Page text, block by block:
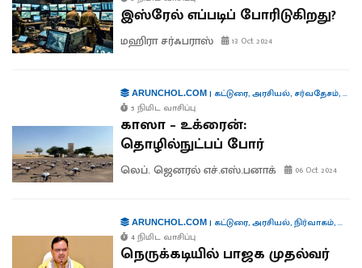
இஸ்ரேல் எப்படிப் போரிடுகிறது?
மஹிரா சர்ஃபராஸ் 13 Oct 2024
ARUNCHOL.COM| கட்டுரை,அரசியல், சர்வதேசம்,
5 நிமிட வாசிப்பு
காஸா – உக்ரைன்:
தொழில்நுட்பப் போர்
லெப். ஜெனரல் எச்.எஸ்.பனாக் 06 Oct 2024
ARUNCHOL.COM| கட்டுரை,அரசியல்,நிர்வாகம்,
4 நிமிட வாசிப்பு
நெருக்கடியில் பாஜக முதல்வர்